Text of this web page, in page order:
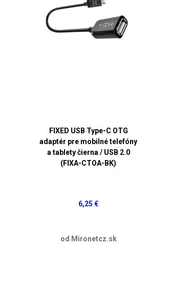
FIXED USB Type-C OTG
adaptér pre mobilné telefóny
a tablety čierna / USB 2.0
(FIXA-CTOA-BK)
6,25 €
od Mironetcz.sk